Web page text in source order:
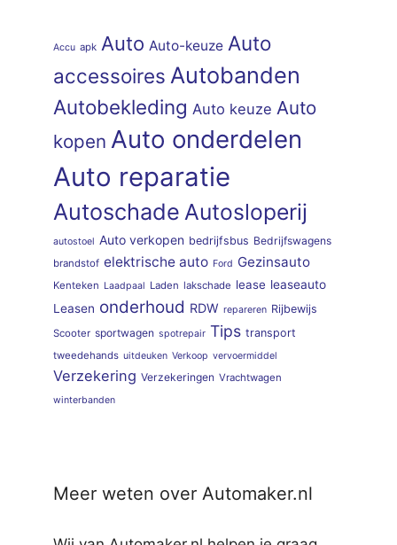
Accu apk Auto Auto-keuze Auto
accessoires Autobanden
Autobekleding Auto keuze Auto
kopen Auto onderdelen
Auto reparatie
Autoschade Autosloperij
autostoel Auto verkopen bedrijfsbus Bedrijfswagens
brandstof elektrische auto Ford Gezinsauto
Kenteken Laadpaal Laden lakschade lease leaseauto
Leasen onderhoud RDW repareren Rijbewijs
Scooter sportwagen spotrepair Tips transport
tweedehands uitdeuken Verkoop vervoermiddel
Verzekering Verzekeringen Vrachtwagen
winterbanden
Meer weten over Automaker.nl